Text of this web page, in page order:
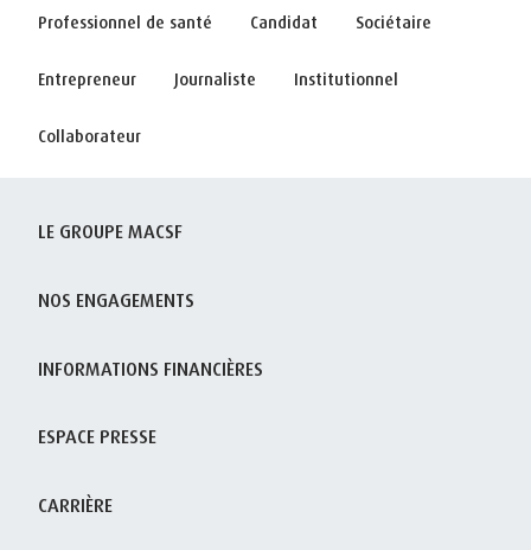
Professionnel de santé Candidat Sociétaire
Entrepreneur Journaliste Institutionnel
Collaborateur
LE GROUPE MACSF
NOS ENGAGEMENTS
INFORMATIONS FINANCIÈRES
ESPACE PRESSE
CARRIÈRE